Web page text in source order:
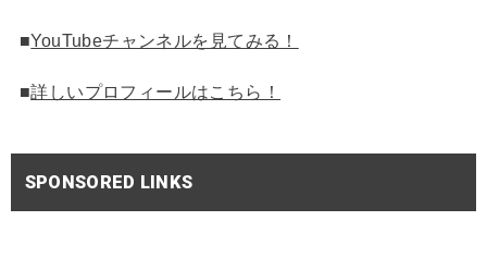
■YouTubeチャンネルを見てみる！
■詳しいプロフィールはこちら！
SPONSORED LINKS